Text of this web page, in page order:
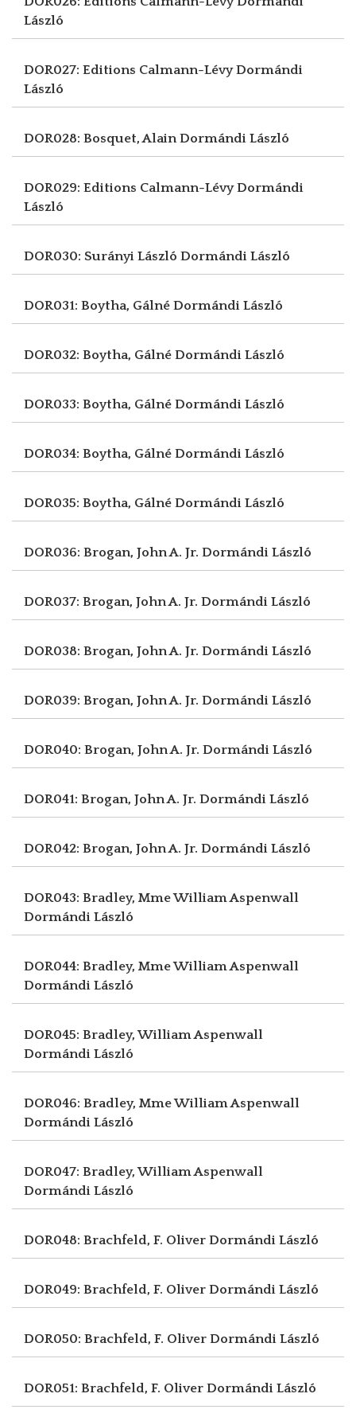
László
DOR027: Editions Calmann-LévyDormándi
László
DOR028: Bosquet, AlainDormándi László
DOR029: Editions Calmann-LévyDormándi
László
DOR030: Surányi László Dormándi László
DOR031: Boytha, Gálné Dormándi László
DOR032: Boytha, Gálné Dormándi László
DOR033: Boytha, Gálné Dormándi László
DOR034: Boytha, Gálné Dormándi László
DOR035: Boytha, Gálné Dormándi László
DOR036: Brogan, John A. Jr. Dormándi László
DOR037: Brogan, John A. Jr. Dormándi László
DOR038: Brogan, John A. Jr. Dormándi László
DOR039: Brogan, John A. Jr. Dormándi László
DOR040: Brogan, John A. Jr. Dormándi László
DOR041: Brogan, John A. Jr. Dormándi László
DOR042: Brogan, John A. Jr. Dormándi László
DOR043: Bradley, Mme William Aspenwall
Dormándi László
DOR044: Bradley, Mme William Aspenwall
Dormándi László
DOR045: Bradley, William Aspenwall
Dormándi László
DOR046: Bradley, Mme William Aspenwall
Dormándi László
DOR047: Bradley, William Aspenwall
Dormándi László
DOR048: Brachfeld, F. Oliver Dormándi László
DOR049: Brachfeld, F. Oliver Dormándi László
DOR050: Brachfeld, F. Oliver Dormándi László
DOR051: Brachfeld, F. Oliver Dormándi László